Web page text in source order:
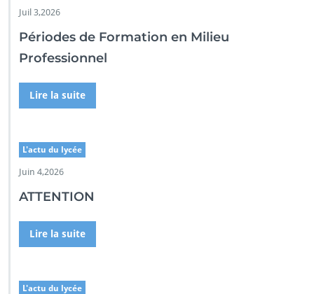
Juil 3,2026
Périodes de Formation en Milieu
Professionnel
Lire la suite
L'actu du lycée
Juin 4,2026
ATTENTION
Lire la suite
L'actu du lycée